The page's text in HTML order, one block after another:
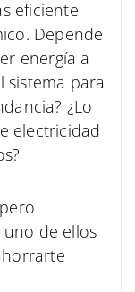
eficiente
Depende
energía a
sistema para
¿Lo
electricidad
de ellos